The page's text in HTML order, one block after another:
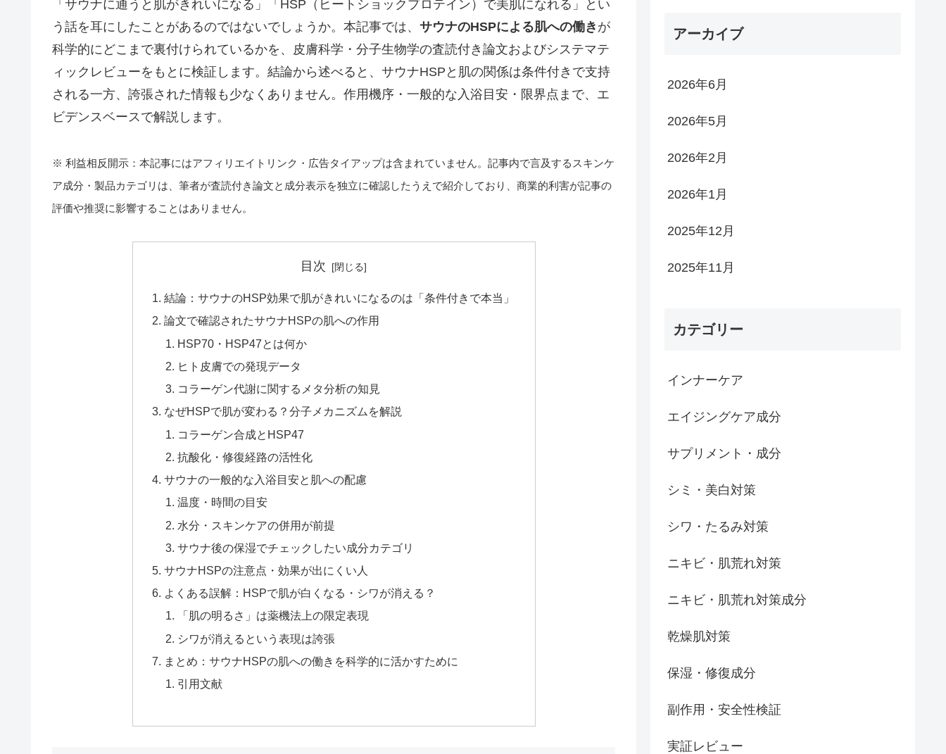
「サウナに通うと肌がきれいになる」「HSP（ヒートショックプロテイン）で美肌になれる」とい
う話を耳にしたことがあるのではないでしょうか。本記事では、 サウナのHSPによる肌への働き が
科学的にどこまで裏付けられているかを、皮膚科学・分子生物学の査読付き論文およびシステマテ
ィックレビューをもとに検証します。結論から述べると、サウナHSPと肌の関係は条件付きで支持
される一方、誇張された情報も少なくありません。作用機序・一般的な入浴目安・限界点まで、エ
ビデンスベースで解説します。
※ 利益相反開示：本記事にはアフィリエイトリンク・広告タイアップは含まれていません。記事内で言及するスキンケ
ア成分・製品カテゴリは、筆者が査読付き論文と成分表示を独立に確認したうえで紹介しており、商業的利害が記事の
評価や推奨に影響することはありません。
目次
結論：サウナのHSP効果で肌がきれいになるのは「条件付きで本当」
論文で確認されたサウナHSPの肌への作用
HSP70・HSP47とは何か
ヒト皮膚での発現データ
コラーゲン代謝に関するメタ分析の知見
なぜHSPで肌が変わる？分子メカニズムを解説
コラーゲン合成とHSP47
抗酸化・修復経路の活性化
サウナの一般的な入浴目安と肌への配慮
温度・時間の目安
水分・スキンケアの併用が前提
サウナ後の保湿でチェックしたい成分カテゴリ
サウナHSPの注意点・効果が出にくい人
よくある誤解：HSPで肌が白くなる・シワが消える？
「肌の明るさ」は薬機法上の限定表現
シワが消えるという表現は誇張
まとめ：サウナHSPの肌への働きを科学的に活かすために
引用文献
アーカイブ
2026年6月
2026年5月
2026年2月
2026年1月
2025年12月
2025年11月
カテゴリー
インナーケア
エイジングケア成分
サプリメント・成分
シミ・美白対策
シワ・たるみ対策
ニキビ・肌荒れ対策
ニキビ・肌荒れ対策成分
乾燥肌対策
保湿・修復成分
副作用・安全性検証
実証レビュー